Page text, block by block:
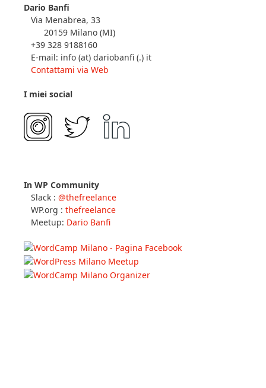
Dario Banfi
Via Menabrea, 33
20159 Milano (MI)
+39 328 9188160
E-mail: info (at) dariobanfi (.) it
Contattami via Web
I miei social
In WP Community
Slack : @thefreelance
WP.org : thefreelance
Meetup: Dario Banfi